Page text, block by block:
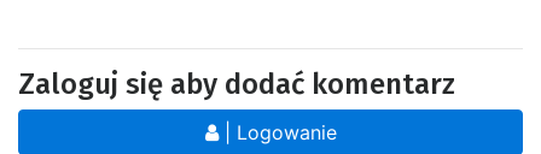
Zaloguj się aby dodać komentarz
| Logowanie